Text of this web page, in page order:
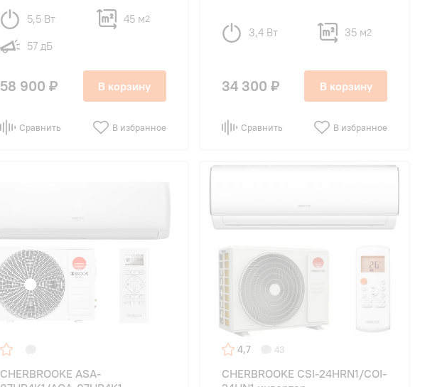
5,5 Вт 45 м2
57 дБ
58 900 ₽ В корзину
Сравнить В избранное
3,4 Вт 35 м2
34 300 ₽ В корзину
Сравнить В избранное
CHERBROOKE ASA-
4,7 43
CHERBROOKE CSI-24HRN1/COI-